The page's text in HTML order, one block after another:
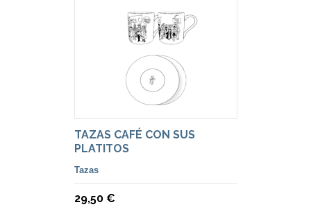
TAZAS CAFÉ CON SUS
PLATITOS
Tazas
29,50 €